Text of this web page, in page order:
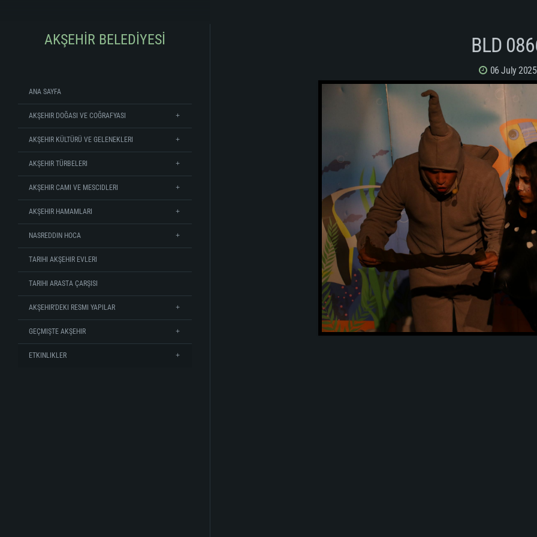
AKŞEHİR BELEDİYESİ
ANA SAYFA
AKŞEHIR DOĞASI VE COĞRAFYASI
AKŞEHIR KÜLTÜRÜ VE GELENEKLERI
AKŞEHIR TÜRBELERI
AKŞEHIR CAMI VE MESCIDLERI
AKŞEHIR HAMAMLARI
NASREDDIN HOCA
TARIHI AKŞEHIR EVLERI
TARIHI ARASTA ÇARŞISI
AKŞEHIR'DEKI RESMI YAPILAR
GEÇMIŞTE AKŞEHIR
ETKINLIKLER
BLD
06 July 2025